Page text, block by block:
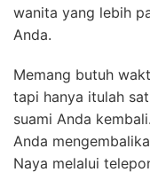
wanita yang lebih
Anda.
Memang butuh
tapi hanya itulah
suami Anda
Anda
Naya melalui